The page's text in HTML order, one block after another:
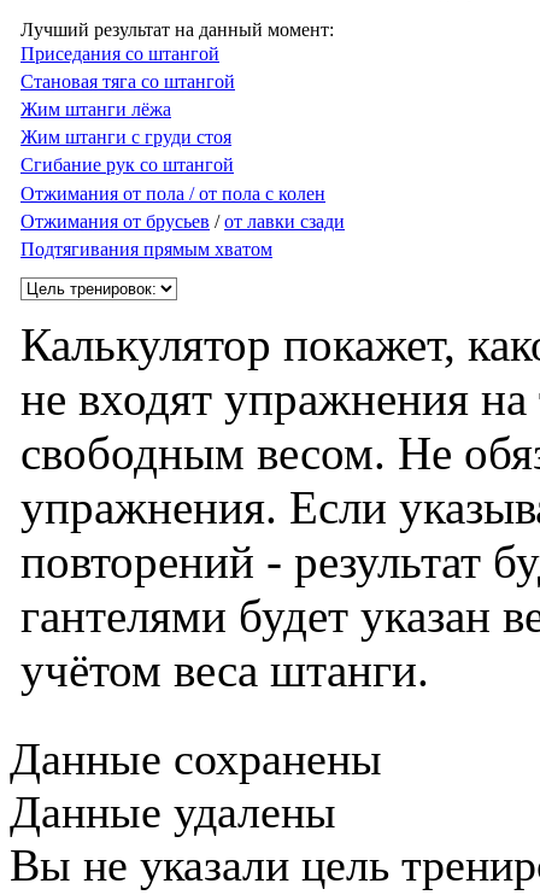
Лучший результат на данный момент:
Приседания со штангой
Становая тяга со штангой
Жим штанги лёжа
Жим штанги с груди стоя
Сгибание рук со штангой
Отжимания от пола / от пола с колен
Отжимания от брусьев /от лавки сзади
Подтягивания прямым хватом
Калькулятор покажет,
не входят упражнения на
свободным весом. Не
упражнения. Если
повторений - результат
гантелями будет указан
учётом веса штанги.
Данные сохранены
Данные удалены
Вы не указали цель